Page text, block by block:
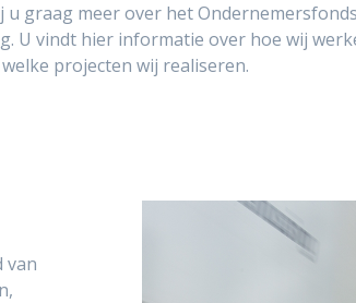
u graag meer over het
U vindt hier informatie over hoe wij
welke projecten wij realiseren.
van